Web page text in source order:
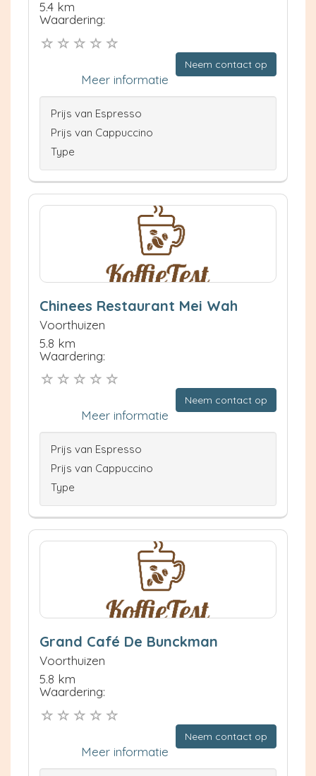
5.4 km
Waardering:
Neem contact op
Meer informatie
Prijs van Espresso
Prijs van Cappuccino
Type
Chinees Restaurant Mei Wah
Voorthuizen
5.8 km
Waardering:
Neem contact op
Meer informatie
Prijs van Espresso
Prijs van Cappuccino
Type
Grand Café De Bunckman
Voorthuizen
5.8 km
Waardering:
Neem contact op
Meer informatie